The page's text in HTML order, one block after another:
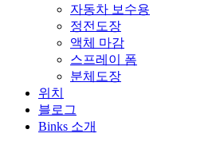
자동차 보수용
정전도장
액체 마감
스프레이 폼
분체도장
위치
블로그
Binks 소개